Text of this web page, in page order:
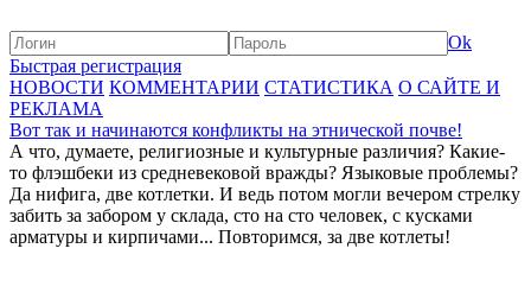
Ok
Быстрая регистрация
НОВОСТИ КОММЕНТАРИИ СТАТИСТИКА О САЙТЕ И
РЕКЛАМА
Вот так и начинаются конфликты на этнической почве!
А что, думаете, религиозные и культурные различия? Какие-
то флэшбеки из средневековой вражды? Языковые проблемы?
Да нифига, две котлетки. И ведь потом могли вечером стрелку
забить за забором у склада, сто на сто человек, с кусками
арматуры и кирпичами... Повторимся, за две котлеты!